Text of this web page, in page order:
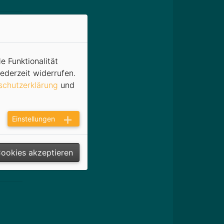
auf
Funktionalität
widerrufen.
und
Einstellungen
akzeptieren